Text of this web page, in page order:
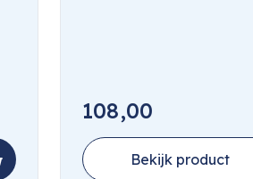
108,00
Bekijk product